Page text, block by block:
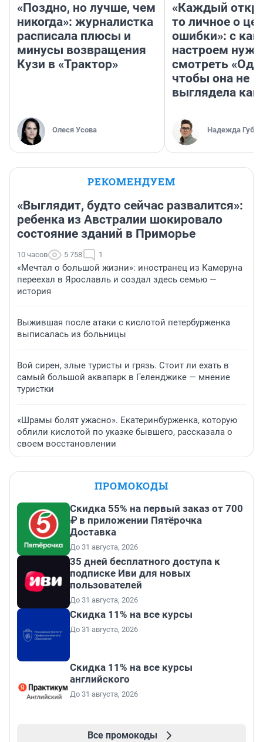
«Поздно, но лучше, чем
никогда»: журналистка
расписала плюсы и
минусы возвращения
Кузи в «Трактор»
Олеся Усова
«Каждый
то личное о
ошибки»: с
настроем
смотреть
чтобы она не
выглядела как
Надежда
РЕКОМЕНДУЕМ
«Выглядит, будто сейчас развалится»:
ребенка из Австралии шокировало
состояние зданий в Приморье
10 часов 5 758 1
«Мечтал о большой жизни»: иностранец из Камеруна
переехал в Ярославль и создал здесь семью —
история
Выжившая после атаки с кислотой петербурженка
выписалась из больницы
Вой сирен, злые туристы и грязь. Стоит ли ехать в
самый большой аквапарк в Геленджике — мнение
туристки
«Шрамы болят ужасно». Екатеринбурженка, которую
облили кислотой по указке бывшего, рассказала о
своем восстановлении
ПРОМОКОДЫ
Скидка 55% на первый заказ от 700
₽ в приложении Пятёрочка
Доставка
До 31 августа, 2026
35 дней бесплатного доступа к
подписке Иви для новых
пользователей
До 31 августа, 2026
Скидка 11% на все курсы
До 31 августа, 2026
Скидка 11% на все курсы
английского
До 31 августа, 2026
Все промокоды